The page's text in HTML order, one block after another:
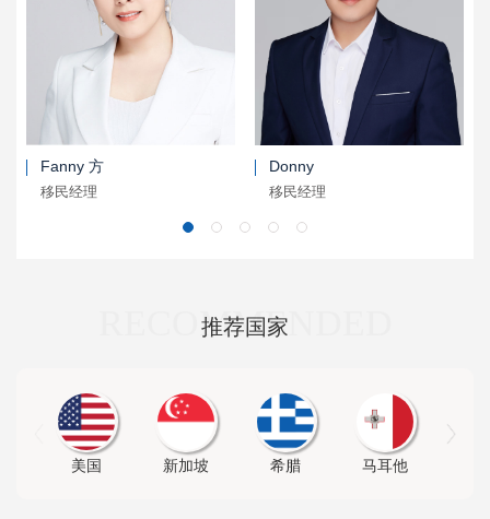
Fanny 方
移民经理
Donny
移民经理
RECOMMENDED
推荐国家
美国 新加坡 希腊 马耳他